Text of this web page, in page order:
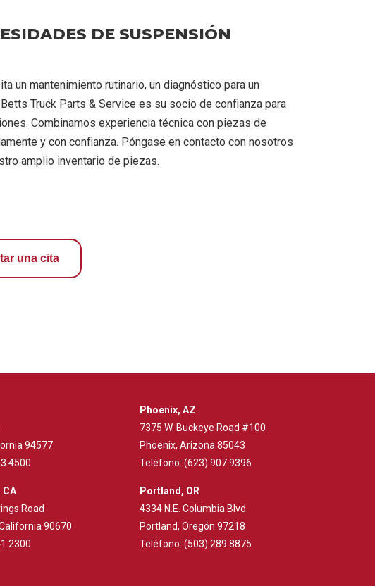
DE SUSPENSIÓN
un mantenimiento rutinario, un diagnóstico para un
Truck Parts & Service es su socio de confianza para
Combinamos experiencia técnica con piezas de
y con confianza. Póngase en contacto con nosotros
amplio inventario de piezas.
una cita
94577
CA
Road
90670
Phoenix, AZ
7375 W. Buckeye Road #100
Phoenix, Arizona 85043
Teléfono: (623) 907.9396
Portland, OR
4334 N.E. Columbia Blvd.
Portland, Oregón 97218
Teléfono: (503) 289.8875